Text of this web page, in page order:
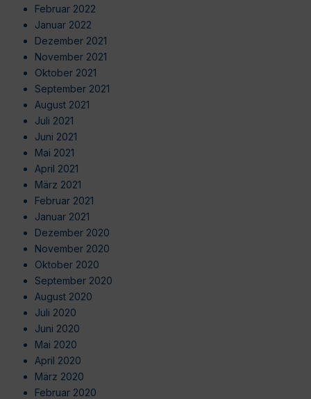
Februar 2022
Januar 2022
Dezember 2021
November 2021
Oktober 2021
September 2021
August 2021
Juli 2021
Juni 2021
Mai 2021
April 2021
März 2021
Februar 2021
Januar 2021
Dezember 2020
November 2020
Oktober 2020
September 2020
August 2020
Juli 2020
Juni 2020
Mai 2020
April 2020
März 2020
Februar 2020